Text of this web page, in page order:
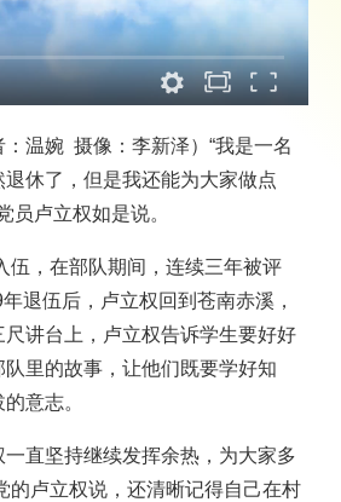
婉 摄像：李新泽）“我是一名
休了，但是我还能为大家做点
员卢立权如是说。
，在部队期间，连续三年被评
退伍后，卢立权回到苍南赤溪，
讲台上，卢立权告诉学生要好好
里的故事，让他们既要学好知
意志。
坚持继续发挥余热，为大家多
的卢立权说，还清晰记得自己在村